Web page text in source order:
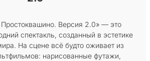
Версия 2.0» — это
спектакль, созданный в эстетике
На сцене всё будто оживает из
нарисованные футажи,